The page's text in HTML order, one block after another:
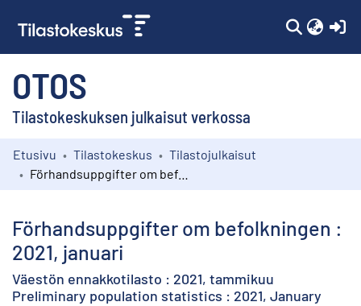
OTOS
Tilastokeskuksen julkaisut verkossa
Kokoelmat
Etusivu Tilastokeskus
Tilastojulkaisut
Förhandsuppgifter om befolkningen :
2021, januari
Väestön ennakkotilasto : 2021, tammikuu
Preliminary population statistics : 2021, January